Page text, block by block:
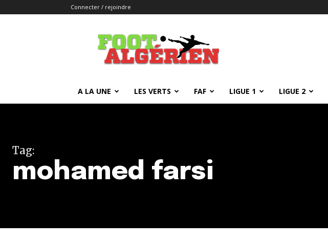
Connecter / rejoindre
FOOTALGERIEN
A LA UNE LES VERTS FAF LIGUE 1 LIGUE 2
Tag:
mohamed farsi